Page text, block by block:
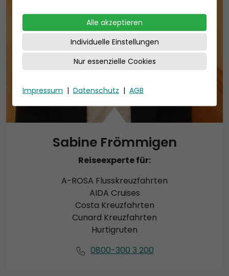
Sabine Frömmigen
Reiseexperte für:
A-ROSA Flusskreuzfahrten
AIDA Cruises
Costa Kreuzfahrten
Cunard Kreuzfahrten
Hurtigruten
0800-300 3 200
Alle akzeptieren
Individuelle Einstellungen
Nur essenzielle Cookies
Impressum | Datenschutz | AGB